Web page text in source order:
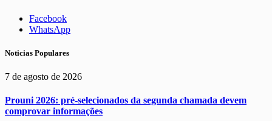
Facebook
WhatsApp
Noticias Populares
7 de agosto de 2026
Prouni 2026: pré-selecionados da segunda chamada devem
comprovar informações